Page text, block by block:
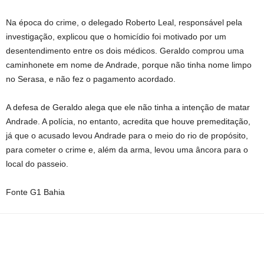
Na época do crime, o delegado Roberto Leal, responsável pela
investigação, explicou que o homicídio foi motivado por um
desentendimento entre os dois médicos. Geraldo comprou uma
caminhonete em nome de Andrade, porque não tinha nome limpo
no Serasa, e não fez o pagamento acordado.
A defesa de Geraldo alega que ele não tinha a intenção de matar
Andrade. A polícia, no entanto, acredita que houve premeditação,
já que o acusado levou Andrade para o meio do rio de propósito,
para cometer o crime e, além da arma, levou uma âncora para o
local do passeio.
Fonte G1 Bahia